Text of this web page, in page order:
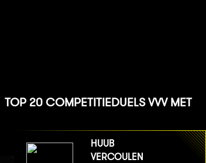
TOP 20 COMPETITIEDUELS VVV MET
HUUB
VERCOULEN